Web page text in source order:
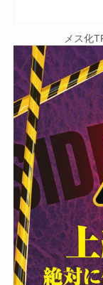
メス化